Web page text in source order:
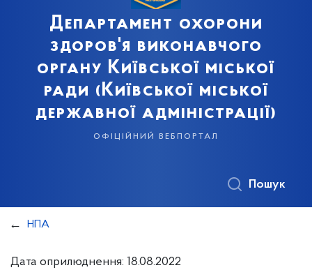
Департамент охорони
здоров'я виконавчого
органу Київської міської
ради (Київської міської
державної адміністрації)
офіційний вебпортал
Пошук
НПА
Дата оприлюднення: 18.08.2022